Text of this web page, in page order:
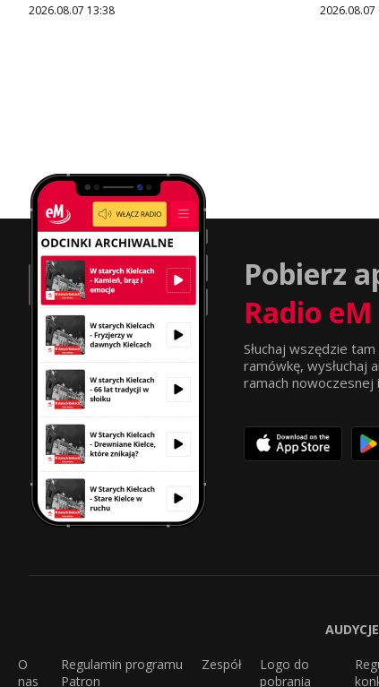
2026.08.07 13:38 2026.08.07
Pobierz
Radio
Słuchaj wszędzie
ramówkę, wysłuchaj
ramach nowoczesnej
AUDYCJE
O
nas
Regulamin programu
Patron
Zespół
Logo do
pobrania